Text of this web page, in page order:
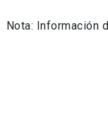
Nota: Información